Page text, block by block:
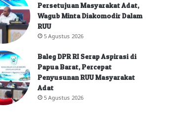
Persetujuan Masyarakat Adat,
Wagub Minta Diakomodir Dalam
RUU
5 Agustus 2026
Baleg DPR RI Serap Aspirasi di
Papua Barat, Percepat
Penyusunan RUU Masyarakat
Adat
5 Agustus 2026